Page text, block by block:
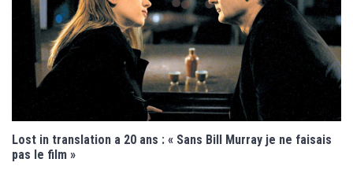
Lost in translation a 20 ans : « Sans Bill Murray je ne faisais
pas le film »